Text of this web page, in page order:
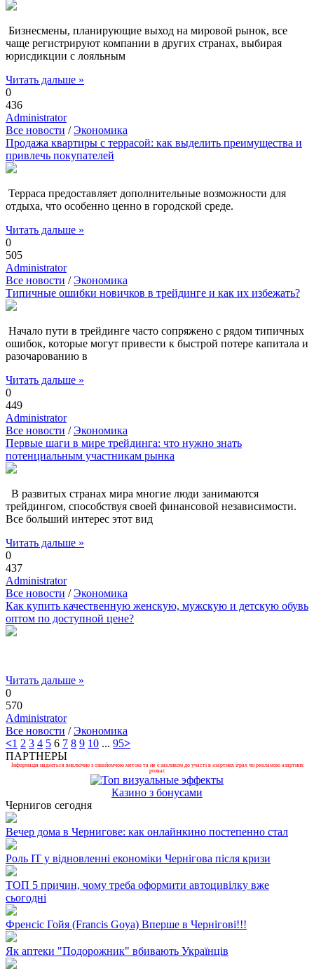
Бизнесмены, планирующие выход на мировой рынок, все
чаще регистрируют компании в других странах, выбирая
юрисдикции с лояльным
Читать дальше »
0
436
Administrator
Все новости /Экономика
Продажа квартиры с террасой: как выделить преимущества и
привлечь покупателей
Терраса предоставляет дополнительные возможности для
отдыха, что особенно ценно в городской среде.
Читать дальше »
0
505
Administrator
Все новости /Экономика
Типичные ошибки новичков в трейдинге и как их избежать?
Начало пути в трейдинге часто сопряжено с рядом типичных
ошибок, которые могут привести к быстрой потере капитала и
разочарованию в
Читать дальше »
0
449
Administrator
Все новости /Экономика
Первые шаги в мире трейдинга: что нужно знать
потенциальным участникам рынка
В развитых странах мира многие люди занимаются
трейдингом, способствуя своей финансовой независимости.
Все больший интерес этот вид
Читать дальше »
0
437
Administrator
Все новости /Экономика
Как купить качественную женскую, мужскую и детскую обувь
оптом по доступной цене?
Читать дальше »
0
570
Administrator
Все новости /Экономика
<1 2 3 4 5 6 7 8 9 10 ... 95>
ПАРТНЕРЫ
Інформація надається виключно з ознайомчою метою та не є закликом до участі в азартних іграх чи рекламою азартних
розваг.
Казино з бонусами
Чернигов сегодня
Вечер дома в Чернигове: как онлайнкино постепенно стал
Роль ІТ у відновленні економіки Чернігова після кризи
ТОП 5 причин, чому треба оформити автоцивілку вже
сьогодні
Френсіс Гойя (Francis Goya) Вперше в Чернігові!!!
Як аптеки "Подорожник" вбивають Українців